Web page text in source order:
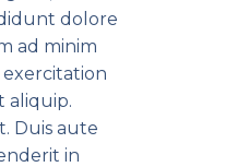
dolore
ad minim
aliquip.
Duis aute
in